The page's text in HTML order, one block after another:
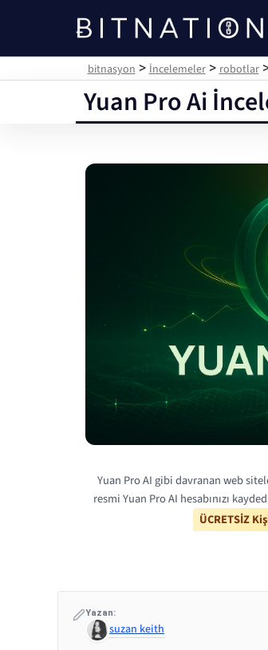
bitnasyon
bitnasyon >İncelemeler>robotlar
Yuan Pro Ai
Yuan Pro AI gibi davranan web
resmi Yuan Pro AI hesabınızı
ÜCRETSİZ
Yazan:
suzan keith